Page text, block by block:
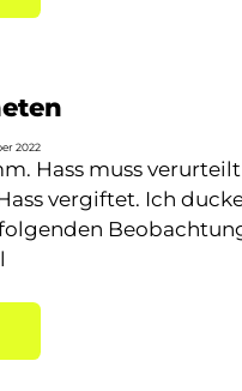
2022
Hass muss
vergiftet. Ich